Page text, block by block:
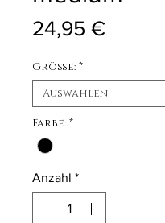
24,95 €Preis
Größe: *
Farbe: *
Anzahl *